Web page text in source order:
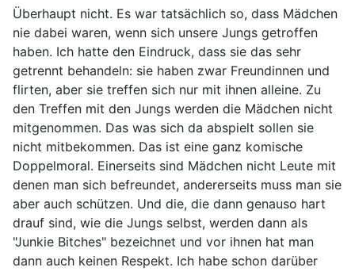
Überhaupt nicht. Es war tatsächlich so, dass Mädchen
nie dabei waren, wenn sich unsere Jungs getroffen
haben. Ich hatte den Eindruck, dass sie das sehr
getrennt behandeln: sie haben zwar Freundinnen und
flirten, aber sie treffen sich nur mit ihnen alleine. Zu
den Treffen mit den Jungs werden die Mädchen nicht
mitgenommen. Das was sich da abspielt sollen sie
nicht mitbekommen. Das ist eine ganz komische
Doppelmoral. Einerseits sind Mädchen nicht Leute mit
denen man sich befreundet, andererseits muss man sie
aber auch schützen. Und die, die dann genauso hart
drauf sind, wie die Jungs selbst, werden dann als
"Junkie Bitches" bezeichnet und vor ihnen hat man
dann auch keinen Respekt. Ich habe schon darüber